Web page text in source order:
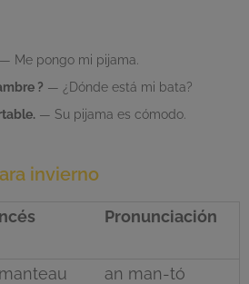
— Me pongo mi pijama.
? — ¿Dónde está mi bata?
— Su pijama es cómodo.
invierno
Pronunciación
an man-tó